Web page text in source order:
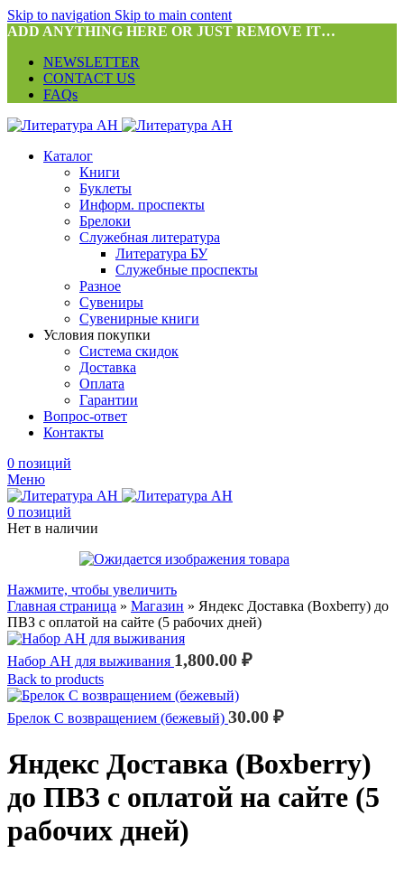
Skip to navigation Skip to main content
ADD ANYTHING HERE OR JUST REMOVE IT…
NEWSLETTER
CONTACT US
FAQs
Каталог
Книги
Буклеты
Информ. проспекты
Брелоки
Служебная литература
Литература БУ
Служебные проспекты
Разное
Сувениры
Сувенирные книги
Условия покупки
Система скидок
Доставка
Оплата
Гарантии
Вопрос-ответ
Контакты
0 позиций
Меню
0 позиций
Нет в наличии
Нажмите, чтобы увеличить
Главная страница » Магазин » Яндекс Доставка (Boxberry) до
ПВЗ с оплатой на сайте (5 рабочих дней)
Набор АН для выживания 1,800.00 ₽
Back to products
Брелок С возвращением (бежевый) 30.00 ₽
Яндекс Доставка (Boxberry)
до ПВЗ с оплатой на сайте (5
рабочих дней)